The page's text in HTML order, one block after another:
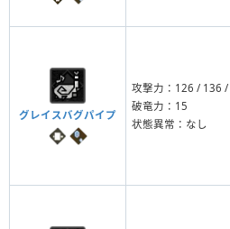
グレイスバグパイプ
攻撃力：126 / 136
破竜力：15
状態異常：なし